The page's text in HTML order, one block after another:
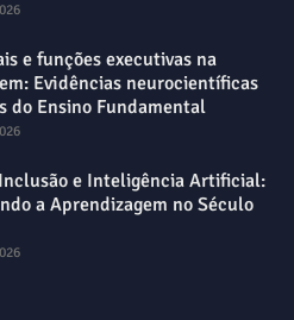
e funções executivas na
Evidências neurocientíficas
do Ensino Fundamental
e Inteligência Artificial:
a Aprendizagem no Século